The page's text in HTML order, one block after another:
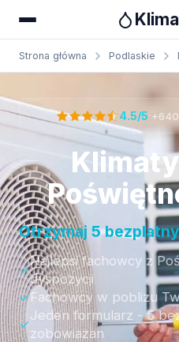
Strona główna Podlaskie
Otrzymaj bezpłatną wycenę
4.5/5
Otrzymaj 5
Najlepsi fachowcy z
dyspozycji
Fachowcy w poblizu
Jeden formularz - 5
zobowiazan